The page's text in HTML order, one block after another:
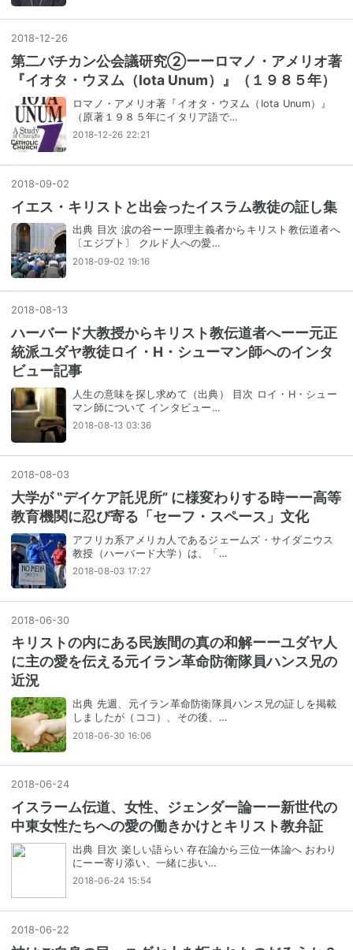
2018-12-26
第二バチカン公会議研究②ーーロマノ・アメリオ著
『イオタ・ウヌム（Iota Unum）』（１９８５年）
ロマノ・アメリオ著『イオタ・ウヌム（Iota Unum）』
（原著１９８５年にイタリア語で…
2018-12-26 22:21
2018-09-02
イエス・キリストと出会ったイスラム教徒の証し集
出典 目次 涙の谷ーー原理主義者からキリスト教伝道者へ
〔エジプト〕 クルド人への愛…
2018-09-02 19:16
2018-08-13
ハーバード大教授からキリスト教伝道者へーー元正
統派ユダヤ教徒ロイ・H・シューマン師へのインタ
ビュー記事
人生の意味を探し求めて（出典） 目次 ロイ・H・シュー
マン師について インタビュー…
2018-08-13 03:36
2018-08-03
大学が ‟デイケア託児所” に様変わりする時ーー高等
教育機関に忍び寄る「セーフ・スペース」文化
アフリカ系アメリカ人であるジェームズ・サイダニウス
教授（ハーバード大学）は、「…
2018-08-03 17:27
2018-06-30
キリストの内にある民族間の真の和解ーーユダヤ人
に主の愛を伝える元イラン革命防衛隊員ハンス兄の
近況
出典 先週、元イラン革命防衛隊員ハンス兄の証しを掲載
しましたが（ココ）、その後、…
2018-06-30 16:06
2018-06-24
イスラーム伝道、女性、ジェンダー論ーー新世代の
中東女性たちへの愛の働きかけとキリスト教弁証
出典 目次 楽しい語らい 存在論から三位一体論へ おわり
にーー寄り添い、一緒に歩い…
2018-06-24 15:54
2018-06-22